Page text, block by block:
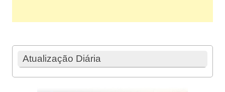
Atualização Diária